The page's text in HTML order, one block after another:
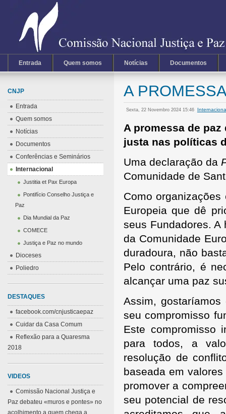
Entrada Quem somos Notícias Documentos
A
Sexta, 22 Novembro 2024 15:46
A promessa de
justa nas políticas
Uma declaração da
Comunidade de
Como
Europeia que dê
seus Fundadores.
da Comunidade
duradoura, não
Pelo contrário, é
alcançar uma paz
Assim,
seu compromisso
Este compromisso
para todos, a
resolução de
baseada em
promover a
seu potencial de
CNJP
Entrada
Quem somos
Notícias
Documentos
Conferências e Seminários
Internacional
Justitia et Pax Europa
Pontifício Conselho Justiça e
Paz
Dia Mundial da Paz
COMECE
Justiça e Paz no mundo
Dioceses
Poliedro
DESTAQUES
facebook.com/cnjusticaepaz
Cuidar da Casa Comum
Reflexão para a Quaresma
2018
VIDEOS
Comissão Nacional Justiça e
Paz debateu «muros e pontes» no
acolhimento a quem chega a